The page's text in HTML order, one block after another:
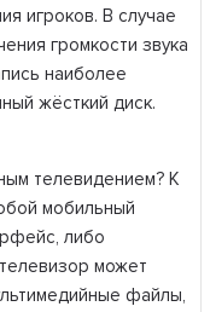
игроков. В случае
громкости звука
наиболее
жёсткий диск.
телевидением? К
мобильный
либо
может
файлы,